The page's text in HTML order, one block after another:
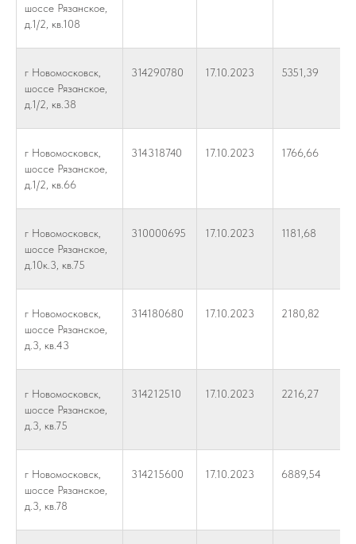
шоссе Рязанское,
д.1/2, кв.108
г Новомосковск,
шоссе Рязанское,
д.1/2, кв.38
314290780 17.10.2023 5351,39
г Новомосковск,
шоссе Рязанское,
д.1/2, кв.66
314318740 17.10.2023 1766,66
г Новомосковск,
шоссе Рязанское,
д.10к.3, кв.75
310000695 17.10.2023 1181,68
г Новомосковск,
шоссе Рязанское,
д.3, кв.43
314180680 17.10.2023 2180,82
г Новомосковск,
шоссе Рязанское,
д.3, кв.75
314212510 17.10.2023 2216,27
г Новомосковск,
шоссе Рязанское,
д.3, кв.78
314215600 17.10.2023 6889,54